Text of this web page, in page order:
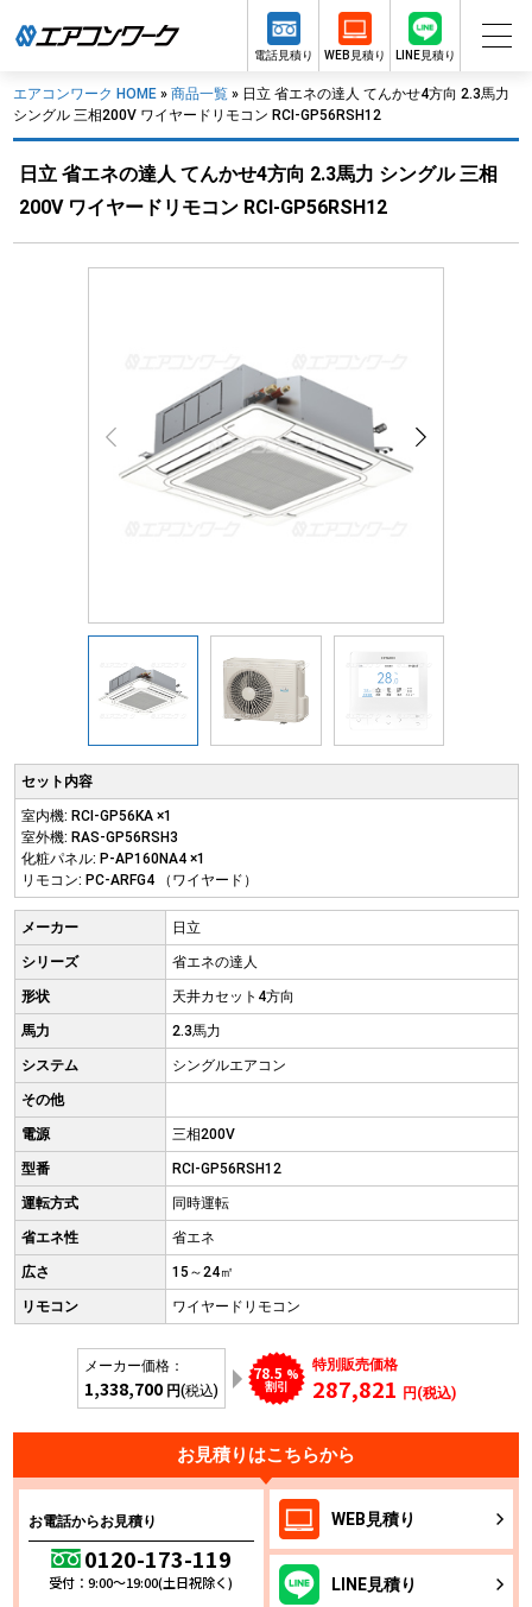
電話見積り WEB見積り LINE見積り
エアコンワーク HOME » 商品一覧 » 日立 省エネの達人 てんかせ4方向 2.3馬力
シングル 三相200V ワイヤードリモコン RCI-GP56RSH12
日立 省エネの達人 てんかせ4方向 2.3馬力 シングル 三相
200V ワイヤードリモコン RCI-GP56RSH12
セット内容
室内機: RCI-GP56KA ×1
室外機: RAS-GP56RSH3
化粧パネル: P-AP160NA4 ×1
リモコン: PC-ARFG4 （ワイヤード）
メーカー 日立
シリーズ 省エネの達人
形状 天井カセット4方向
馬力 2.3馬力
システム シングルエアコン
その他
電源 三相200V
型番 RCI-GP56RSH12
運転方式 同時運転
省エネ性 省エネ
広さ 15～24㎡
リモコン ワイヤードリモコン
メーカー価格：
1,338,700 円(税込)
78.5 %
割引
特別販売価格
287,821 円(税込)
お見積りはこちらから
お電話からお見積り
0120-173-119
受付：9:00～19:00(土日祝除く)
WEB 見積り
LINE見積り